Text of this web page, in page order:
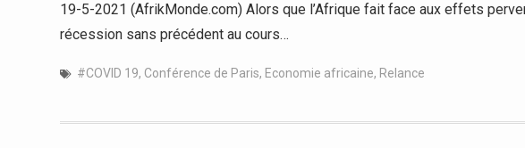
19-5-2021 (AfrikMonde.com) Alors que l’Afrique fait face aux effets
récession sans précédent au cours…
#COVID 19, Conférence de Paris, Economie africaine, Relance